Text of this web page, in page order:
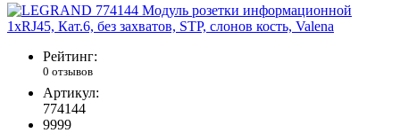
Рейтинг:
0 отзывов
Артикул:
774144
9999